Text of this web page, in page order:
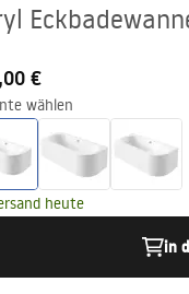
€
wählen
heute
in